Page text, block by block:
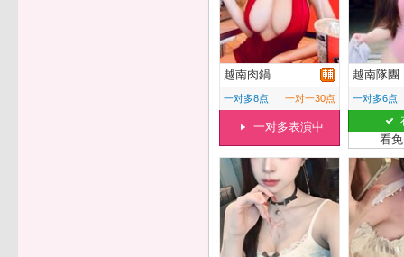
越南肉鍋
一对多8点 一对一30点
一对多表演中
越南隊團
一对多6点
看